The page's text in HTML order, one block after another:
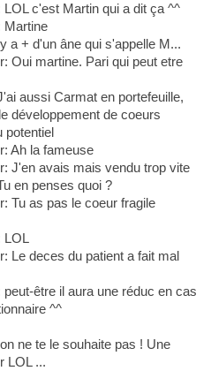
c'est Martin qui a dit ça ^^
Martine
a + d'un âne qui s'appelle M...
Oui martine. Pari qui peut etre
aussi Carmat en portefeuille,
développement de coeurs
potentiel
Ah la fameuse
J'en avais mais vendu trop vite
en penses quoi ?
Tu as pas le coeur fragile
LOL
Le deces du patient a fait mal
être il aura une réduc en cas
^^
ne te le souhaite pas ! Une
LOL ...